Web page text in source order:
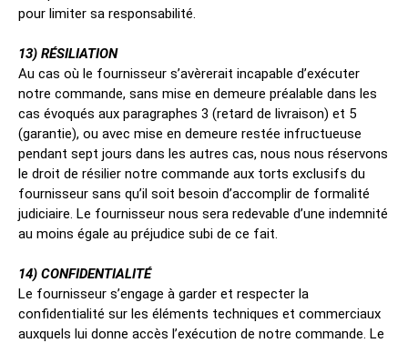
pour limiter sa responsabilité.
13) RÉSILIATION
Au cas où le fournisseur s’avèrerait incapable d’exécuter
notre commande, sans mise en demeure préalable dans les
cas évoqués aux paragraphes 3 (retard de livraison) et 5
(garantie), ou avec mise en demeure restée infructueuse
pendant sept jours dans les autres cas, nous nous réservons
le droit de résilier notre commande aux torts exclusifs du
fournisseur sans qu’il soit besoin d’accomplir de formalité
judiciaire. Le fournisseur nous sera redevable d’une indemnité
au moins égale au préjudice subi de ce fait.
14) CONFIDENTIALITÉ
Le fournisseur s’engage à garder et respecter la
confidentialité sur les éléments techniques et commerciaux
auxquels lui donne accès l’exécution de notre commande. Le